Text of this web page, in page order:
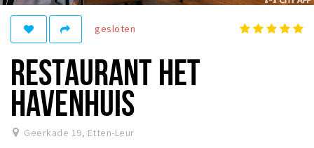
Winkels
Winkelgebieden
Bezienswaardigheden
Musea, theaters & podia
Uitjes & activiteiten
gesloten
RESTAURANT HET
HAVENHUIS
Geerkade 19, Etten-Leur